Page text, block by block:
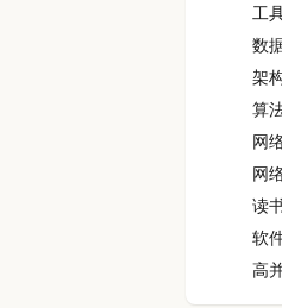
工
数
架
算
网
网
读
软
高